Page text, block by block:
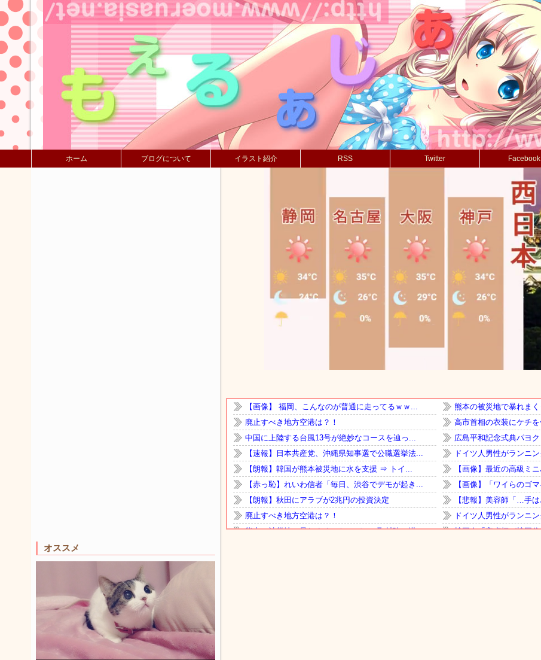
ホーム ブログについて イラスト紹介 RSS Twitter Facebook
オススメ